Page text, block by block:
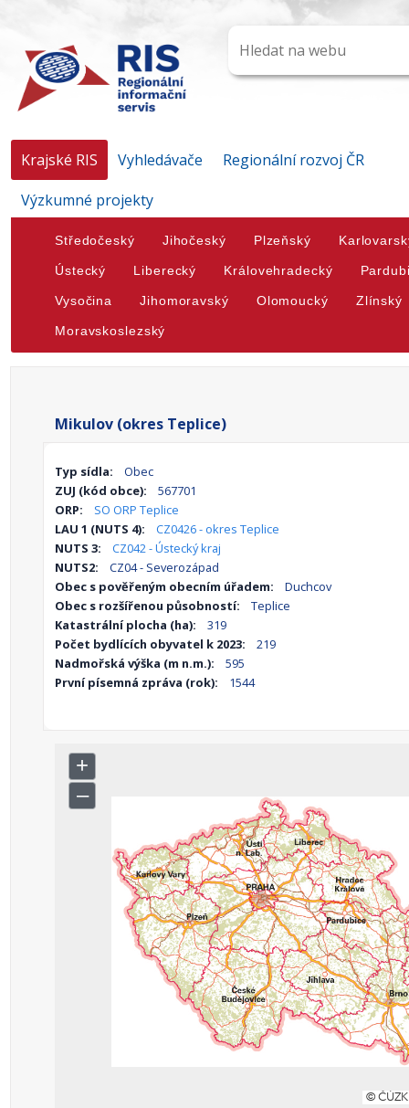
Krajské RIS Vyhledávače
Regionální rozvoj ČR
Výzkumné projekty
Středočeský Jihočeský Plzeňský
Ústecký Liberecký Královehradecký
Vysočina Jihomoravský Olomoucký Zlínský
Moravskoslezský
Mikulov (okres Teplice)
Typ sídla:
Obec
ZUJ (kód obce):
567701
ORP:
SO ORP Teplice
LAU 1 (NUTS 4):
CZ0426 - okres Teplice
NUTS 3:
CZ042 - Ústecký kraj
NUTS2:
CZ04 - Severozápad
Obec s pověřeným obecním úřadem:
Duchcov
Obec s rozšířenou působností:
Teplice
Katastrální plocha (ha):
319
Počet bydlících obyvatel k 2023:
219
Nadmořská výška (m n.m.):
595
První písemná zpráva (rok):
1544